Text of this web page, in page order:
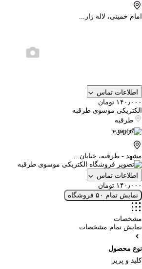
امام خمینی، لاله زار...
اطلاعات تماس
۱۴۰٫۰۰۰ تومان
الکتریکی موسوی طرقبه
طرقبه
گزارش
مشهد - طرقبه، خیابان...
اطلاعات تماس
۱۴۰٫۰۰۰ تومان
نمایش تمام ۵۰ فروشگاه
مشخصات
نمایش تمام مشخصات
نوع محصول
کلید و پریز